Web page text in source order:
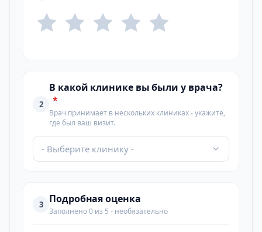
2
В какой клинике вы были у врача?
*
Врач принимает в нескольких клиниках - укажите,
где был ваш визит.
- Выберите клинику -
3 Подробная оценка
Заполнено 0 из 5 - необязательно